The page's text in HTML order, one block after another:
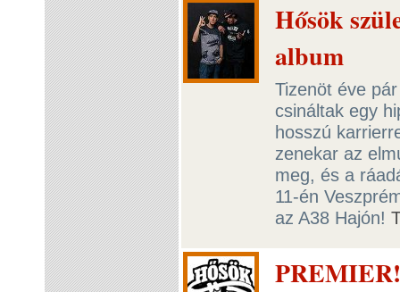
Hősök
album
Tizenöt éve
csináltak egy
hosszú
zenekar az
meg, és a
11-én
az A38 Hajón!